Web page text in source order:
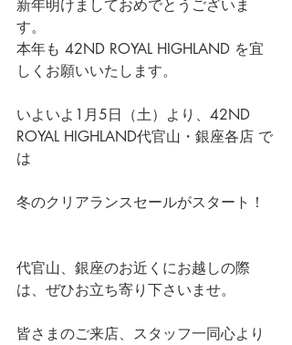
新年明けましておめでとうございま
す。
本年も 42ND ROYAL HIGHLAND を宜
しくお願いいたします。
いよいよ1月5日（土）より、 42ND
ROYAL HIGHLAND代官山・銀座各店 で
は
冬のクリアランスセールがスタート！
代官山、銀座のお近くにお越しの際
は、ぜひお立ち寄り下さいませ。
皆さまのご来店、スタッフ一同心より